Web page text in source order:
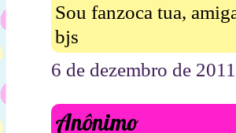
Sou fanzoca tua,
bjs
6 de dezembro de
Anônimo